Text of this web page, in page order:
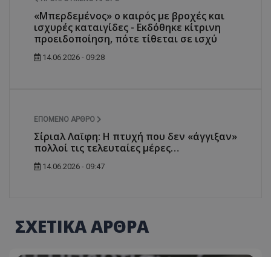
«Μπερδεμένος» ο καιρός με βροχές και
ισχυρές καταιγίδες - Εκδόθηκε κίτρινη
προειδοποίηση, πότε τίθεται σε ισχύ
14.06.2026 - 09:28
ΕΠΌΜΕΝΟ ΆΡΘΡΟ
Σίριαλ Λαϊφη: Η πτυχή που δεν «άγγιξαν»
πολλοί τις τελευταίες μέρες…
14.06.2026 - 09:47
ΣΧΕΤΙΚΑ ΑΡΘΡΑ